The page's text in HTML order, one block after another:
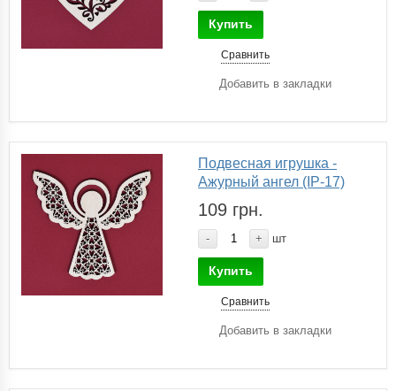
Купить
Сравнить
Добавить в закладки
Подвесная игрушка -
Ажурный ангел (IP-17)
109 грн.
- + шт
Купить
Сравнить
Добавить в закладки